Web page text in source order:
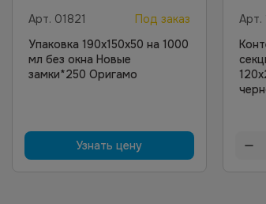
Арт. 01821
Под заказ
Упаковка 190х150х50 на 1000
мл без окна Новые
замки*250 Оригамо
Узнать цену
Арт.